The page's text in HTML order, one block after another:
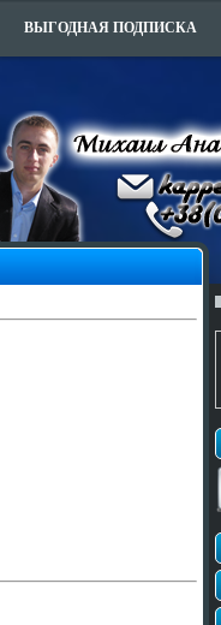
ВЫГОДНАЯ ПОДПИСКА